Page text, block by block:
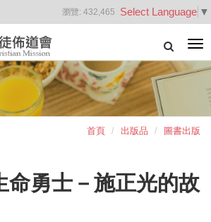
Select Language ▼
瀏覽: 432,465
首頁 出版品 圖書出版
命勇士－施正光的故